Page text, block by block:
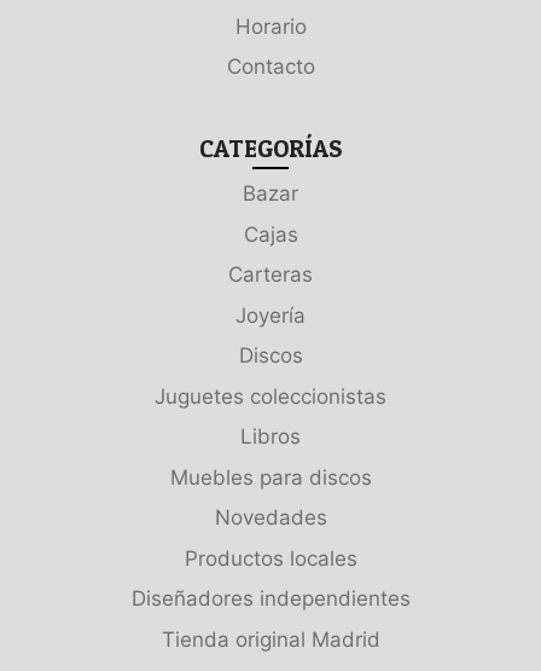
Horario
Contacto
CATEGORÍAS
Bazar
Cajas
Carteras
Joyería
Discos
Juguetes coleccionistas
Libros
Muebles para discos
Novedades
Productos locales
Diseñadores independientes
Tienda original Madrid